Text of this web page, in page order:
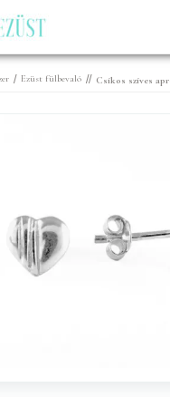
/ Ezüst fülbevaló // Csíkos szíves